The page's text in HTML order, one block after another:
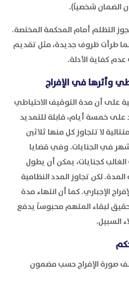
يجوز التظلم أمام المحكمة المختصة.
طرأت ظروف جديدة، مثل تقديم
كفاية الأدلة.
على أن مدة التوقيف الاحتياطي
على خمسة أيام، قابلة للتمديد
لا تتجاوز كل منها ثلاثين
في الجنايات. وفي قضايا
كجنايات، يمكن أن يطول
لكن تجاوز المدد النظامية
الإجباري. كما أن انتهاء مدة
لبقاء المتهم محبوساً يدفع
السبيل.
صورة الإفراج حسب مضمون